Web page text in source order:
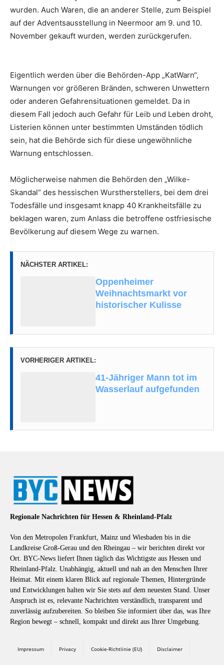
wurden. Auch Waren, die an anderer Stelle, zum Beispiel
auf der Adventsausstellung in Neermoor am 9. und 10.
November gekauft wurden, werden zurückgerufen.
Eigentlich werden über die Behörden-App „KatWarn“,
Warnungen vor größeren Bränden, schweren Unwettern
oder anderen Gefahrensituationen gemeldet. Da in
diesem Fall jedoch auch Gefahr für Leib und Leben droht,
Listerien können unter bestimmten Umständen tödlich
sein, hat die Behörde sich für diese ungewöhnliche
Warnung entschlossen.
Möglicherweise nahmen die Behörden den „Wilke-
Skandal“ des hessischen Wurstherstellers, bei dem drei
Todesfälle und insgesamt knapp 40 Krankheitsfälle zu
beklagen waren, zum Anlass die betroffene ostfriesische
Bevölkerung auf diesem Wege zu warnen.
NÄCHSTER ARTIKEL:
Oppenheimer
Weihnachtsmarkt vor
historischer Kulisse
VORHERIGER ARTIKEL:
41-Jähriger Mann tot im
Wasserlauf aufgefunden
Regionale Nachrichten für Hessen & Rheinland-Pfalz
Von den Metropolen Frankfurt, Mainz und Wiesbaden bis in die
Landkreise Groß-Gerau und den Rheingau – wir berichten direkt vor
Ort. BYC-News liefert Ihnen täglich das Wichtigste aus Hessen und
Rheinland-Pfalz. Unabhängig, aktuell und nah an den Menschen Ihrer
Heimat. Mit einem klaren Blick auf regionale Themen, Hintergründe
und Entwicklungen halten wir Sie stets auf dem neuesten Stand. Unser
Anspruch ist es, relevante Nachrichten verständlich, transparent und
zuverlässig aufzubereiten. So bleiben Sie informiert über das, was Ihre
Region bewegt – schnell, kompakt und direkt aus Ihrer Umgebung.
Impressum Privacy Cookie-Richtlinie (EU) Disclaimer